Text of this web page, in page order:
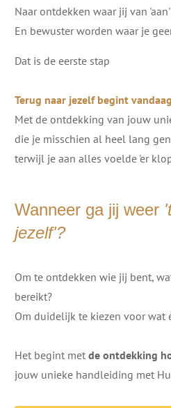
Naar ontdekken waar jij van
En bewuster worden waar je
Dat is de eerste stap
Terug naar jezelf begint vandaag
Met de ontdekking van jouw
die je misschien al heel lang
terwijl je aan alles voelde 'er
Wanneer ga jij weer
jezelf'?
Om te ontdekken wie jij bent,
bereikt?
Om duidelijk te kiezen voor wat
Het begint met de ontdekking
jouw unieke handleiding met